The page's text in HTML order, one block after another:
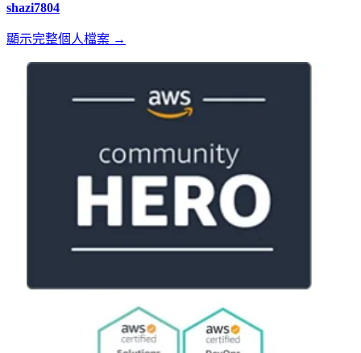
shazi7804
顯示完整個人檔案 →